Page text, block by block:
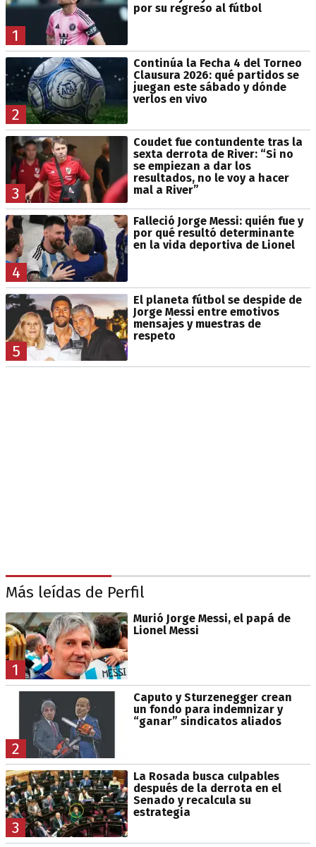
1
por su regreso al fútbol
2
Continúa la Fecha 4 del Torneo
Clausura 2026: qué partidos se
juegan este sábado y dónde
verlos en vivo
3
Coudet fue contundente tras la
sexta derrota de River: “Si no
se empiezan a dar los
resultados, no le voy a hacer
mal a River”
4
Falleció Jorge Messi: quién fue y
por qué resultó determinante
en la vida deportiva de Lionel
5
El planeta fútbol se despide de
Jorge Messi entre emotivos
mensajes y muestras de
respeto
Más leídas de Perfil
1
Murió Jorge Messi, el papá de
Lionel Messi
2
Caputo y Sturzenegger crean
un fondo para indemnizar y
“ganar” sindicatos aliados
3
La Rosada busca culpables
después de la derrota en el
Senado y recalcula su
estrategia